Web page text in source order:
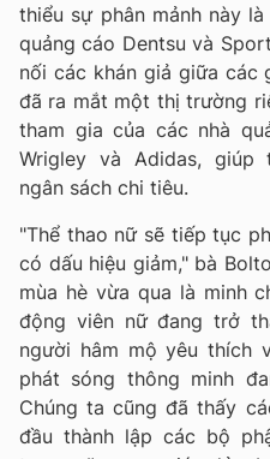
thiểu sự phân mảnh này
quảng cáo Dentsu và
nối các khán giả giữa các
đã ra mắt một thị trường
tham gia của các nhà
Wrigley và Adidas, giúp
ngân sách chi tiêu.
"Thể thao nữ sẽ tiếp tục
có dấu hiệu giảm," bà
mùa hè vừa qua là minh
động viên nữ đang trở
người hâm mộ yêu thích
phát sóng thông minh
Chúng ta cũng đã thấy
đầu thành lập các bộ